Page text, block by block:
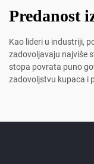
Predanost
Kao lideri u industriji,
zadovoljavaju najviše
stopa povrata puno
zadovoljstvu kupaca i